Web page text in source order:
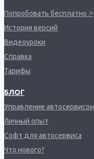
Попробовать бесплатно 🡥
История версий
Видеоуроки
Справка
Тарифы
БЛОГ
Управление автосервисом
Личный опыт
Софт для автосервиса
Что нового?